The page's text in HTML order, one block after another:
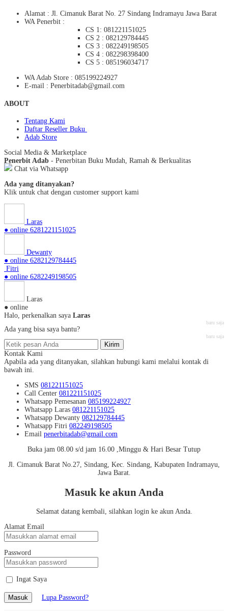
Alamat : Jl. Cimanuk Barat No. 27 Sindang Indramayu Jawa Barat
WA Penerbit :
CS 1: 081221151025
CS 2 : 082129784445
CS 3 : 082249198505
CS 4 : 082298398400
CS 5 : 085196034717
WA Adab Store : 085199224927
E-mail : Penerbitadab@gmail.com
ABOUT
Tentang Kami
Daftar Reseller Buku
Adab Store
Social Media & Marketplace
Penerbit Adab - Penerbitan Buku Mudah, Ramah & Berkualitas
Chat via Whatsapp
Ada yang ditanyakan?
Klik untuk chat dengan customer support kami
Laras
● online 6281221151025
Dewanty
● online 6282129784445
Fitri
● online 6282249198505
Laras
● online
Halo, perkenalkan saya Laras
baru saja
Ada yang bisa saya bantu?
baru saja
Kirim
Kontak Kami
Apabila ada yang ditanyakan, silahkan hubungi kami melalui kontak di
bawah ini.
SMS 081221151025
Call Center 081221151025
Whatsapp Pemesanan 085199224927
Whatsapp Laras 081221151025
Whatsapp Dewanty 082129784445
Whatsapp Fitri 082249198505
Email penerbitadab@gmail.com
Buka jam 08.00 s/d jam 16.00 ,Minggu & Hari Besar Tutup
Jl. Cimanuk Barat No.27, Sindang, Kec. Sindang, Kabupaten Indramayu,
Jawa Barat.
Masuk ke akun Anda
Selamat datang kembali, silahkan login ke akun Anda.
Alamat Email
Password
Ingat Saya
Masuk Lupa Password?